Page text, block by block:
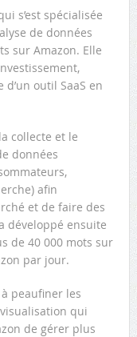
s’est spécialisée
de données
sur Amazon. Elle
outil SaaS en
collecte et le
données
afin
et de faire des
développé ensuite
de 40 000 mots sur
par jour.
peaufiner les
qui
de gérer plus